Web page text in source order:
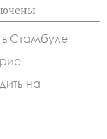
в Стамбуле
на